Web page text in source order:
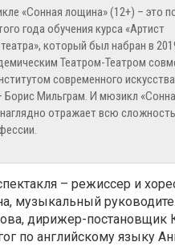
«Сонная лощина» (12+) – это
года обучения курса «Артист
который был набран в
Театром-Театром
современного
Борис Мильграм. И мюзикл
отражает всю сложность
– режиссер и
музыкальный
дирижер-постановщик
по английскому языку